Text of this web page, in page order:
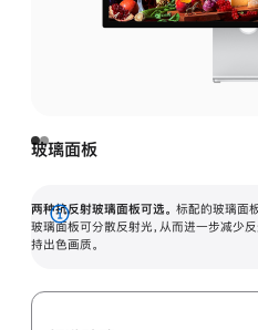
玻璃面板
两种抗反射玻璃面板可选。 标配的玻璃面
玻璃面板可分散反射光，从而进一步减少
持出色画质。
展
开